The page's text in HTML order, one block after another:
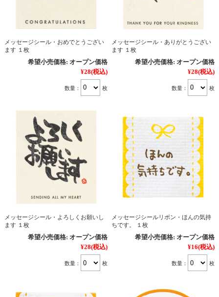
メッセージシール・おめでとうござい
ます １枚
希望小売価格: オープン価格
¥28(税込)
数量： 枚
メッセージシール・ありがとうござい
ます １枚
希望小売価格: オープン価格
¥28(税込)
数量： 枚
メッセージシール・よろしくお願いし
ます １枚
希望小売価格: オープン価格
¥28(税込)
数量： 枚
メッセージシールリボン・ほんの気持
ちです。 １枚
希望小売価格: オープン価格
¥16(税込)
数量： 枚